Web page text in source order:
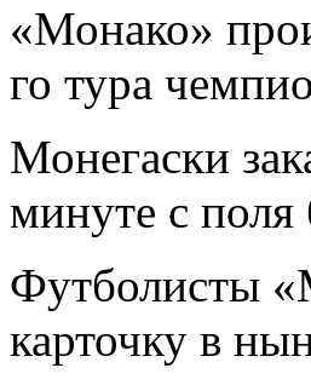
«Монако»
го тура
Монегаски
минуте с
Футболисты
карточку в